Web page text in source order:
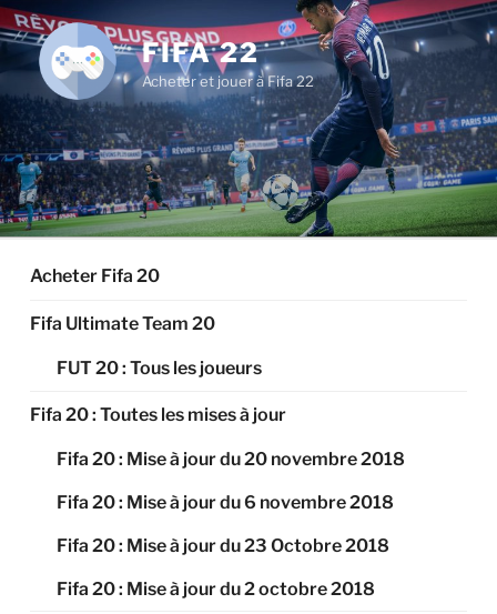
Aller
au
contenu
principal
FIFA 22
Acheter et jouer à Fifa 22
Acheter Fifa 20
Fifa Ultimate Team 20
FUT 20 : Tous les joueurs
Fifa 20 : Toutes les mises à jour
Fifa 20 : Mise à jour du 20 novembre 2018
Fifa 20 : Mise à jour du 6 novembre 2018
Fifa 20 : Mise à jour du 23 Octobre 2018
Fifa 20 : Mise à jour du 2 octobre 2018